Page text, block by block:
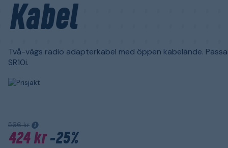
Kabel
Två-vägs radio adapterkabel med öppen kabelände.
SR10i.
566 kr
424 kr-25%